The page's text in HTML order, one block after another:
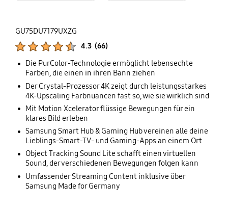
GU75DU7179UXZG
4.3 (66)
Die PurColor-Technologie ermöglicht lebensechte
Farben, die einen in ihren Bann ziehen
Der Crystal-Prozessor 4K zeigt durch leistungsstarkes
4K-Upscaling Farbnuancen fast so, wie sie wirklich sind
Mit Motion Xcelerator flüssige Bewegungen für ein
klares Bild erleben
Samsung Smart Hub & Gaming Hub vereinen alle deine
Lieblings-Smart-TV- und Gaming-Apps an einem Ort
Object Tracking Sound Lite schafft einen virtuellen
Sound, der verschiedenen Bewegungen folgen kann
Umfassender Streaming Content inklusive über
Samsung Made for Germany